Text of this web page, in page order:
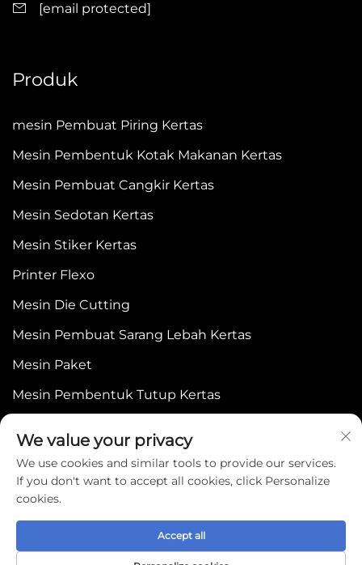
[email protected]
Produk
mesin Pembuat Piring Kertas
Mesin Pembentuk Kotak Makanan Kertas
Mesin Pembuat Cangkir Kertas
Mesin Sedotan Kertas
Mesin Stiker Kertas
Printer Flexo
Mesin Die Cutting
Mesin Pembuat Sarang Lebah Kertas
Mesin Paket
Mesin Pembentuk Tutup Kertas
MACHINERY CO.,LTD -
Kebijakan Privasi
We value your privacy
We use cookies and similar tools to provide our services.
If you don't want to accept all cookies, click Personalize
cookies.
Accept all